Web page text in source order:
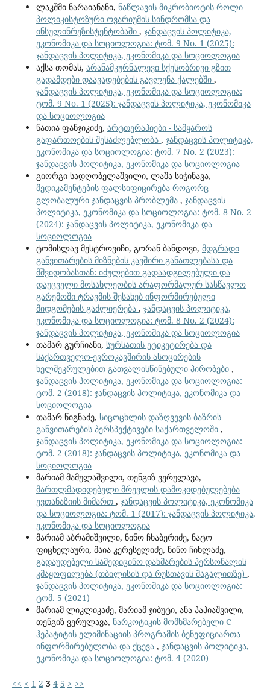
ლაკშმი ნარაიანანი, ნაწლავის მიკრობიოტის როლი
პოლიკისტოზური ოვარიუმის სინდრომსა და
ინსულინრეზისტენტობაში , ჯანდაცვის პოლიტიკა,
ეკონომიკა და სოციოლოგია: ტომ. 9 No. 1 (2025):
ჯანდაცვის პოლიტიკა, ეკონომიკა და სოციოლოგია
აქსა თომას, არანამკურნალევი სქესობრივი გზით
გადამდები დაავადებების გავლენა ქალებში ,
ჯანდაცვის პოლიტიკა, ეკონომიკა და სოციოლოგია:
ტომ. 9 No. 1 (2025): ჯანდაცვის პოლიტიკა, ეკონომიკა
და სოციოლოგია
ნათია ფანჯიკიძე, არტთერაპიები - სამყაროს
გაფართოების შესაძლებლობა , ჯანდაცვის პოლიტიკა,
ეკონომიკა და სოციოლოგია: ტომ. 7 No. 2 (2023):
ჯანდაცვის პოლიტიკა, ეკონომიკა და სოციოლოგია
გიორგი სადღობელაშვილი, ლაშა სიჭინავა,
მედიკამენტების ფალსიფიცირება როგორც
გლობალური ჯანდაცვის პრობლემა , ჯანდაცვის
პოლიტიკა, ეკონომიკა და სოციოლოგია: ტომ. 8 No. 2
(2024): ჯანდაცვის პოლიტიკა, ეკონომიკა და
სოციოლოგია
ტომისლავ მესტროვიჩი, გორან ბანდოვი, მდგრადი
განვითარების მიზნების კავშირი განათლებასა და
მშვიდობასთან: იძულებით გადაადგილებული და
დაუცველი მოსახლეობის არაფორმალურ სასწავლო
გარემოში ტრავმის შესახებ ინფორმირებული
მიდგომების გაძლიერება , ჯანდაცვის პოლიტიკა,
ეკონომიკა და სოციოლოგია: ტომ. 8 No. 2 (2024):
ჯანდაცვის პოლიტიკა, ეკონომიკა და სოციოლოგია
თამარ გურჩიანი, სურსათის ეტიკეტირება და
საქართველო-ევროკავშირის ასოცირების
ხელშეკრულებით გათვალისწინებული პირობები ,
ჯანდაცვის პოლიტიკა, ეკონომიკა და სოციოლოგია:
ტომ. 2 (2018): ჯანდაცვის პოლიტიკა, ეკონომიკა და
სოციოლოგია
თამარ წიგნაძე, სიცოცხლის დაზღვევის ბაზრის
განვითარების პერსპექტივები საქართველოში ,
ჯანდაცვის პოლიტიკა, ეკონომიკა და სოციოლოგია:
ტომ. 2 (2018): ჯანდაცვის პოლიტიკა, ეკონომიკა და
სოციოლოგია
მარიამ მამულაშვილი, თენგიზ ვერულავა,
მართლმადიდებელი მრევლის დამოკიდებულებება
ევთანაზიის მიმართ , ჯანდაცვის პოლიტიკა, ეკონომიკა
და სოციოლოგია: ტომ. 1 (2017): ჯანდაცვის პოლიტიკა,
ეკონომიკა და სოციოლოგია
მარიამ აბრამიშვილი, ნინო ჩხაბერიძე, ნატო
ფიცხელაური, მაია კერესელიძე, ნინო ჩიხლაძე,
გადაუდებელი სამედიცინო დახმარების პერსონალის
კმაყოფილება (თბილისის და რუსთავის მაგალითზე) ,
ჯანდაცვის პოლიტიკა, ეკონომიკა და სოციოლოგია:
ტომ. 5 (2021)
მარიამ ლიკლიკაძე, მარიამ ჯიბუტი, ანა პაპიაშვილი,
თენგიზ ვერულავა, ნარკოტიკის მომხმარებელი C
ჰეპატიტის ელიმინაციის პროგრამის ბენეფიციართა
ინფორმირებულობა და ქცევა , ჯანდაცვის პოლიტიკა,
ეკონომიკა და სოციოლოგია: ტომ. 4 (2020)
<< < 1 2 3 4 5 > >>